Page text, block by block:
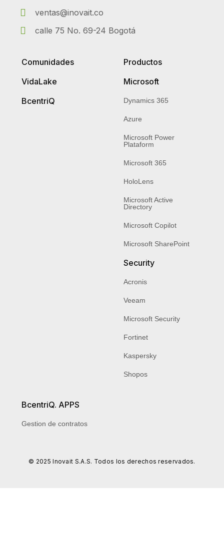
ventas@inovait.co
calle 75 No. 69-24 Bogotá
Comunidades
VidaLake
BcentriQ
Productos
Microsoft
Dynamics 365
Azure
Microsoft Power
Plataform
Microsoft 365
HoloLens
Microsoft Active
Directory
Microsoft Copilot
Microsoft SharePoint
Security
Acronis
Veeam
Microsoft Security
Fortinet
Kaspersky
Shopos
BcentriQ. APPS
Gestion de contratos
© 2025 Inovait S.A.S. Todos los derechos reservados.